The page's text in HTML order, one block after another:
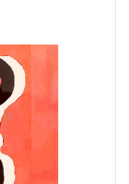
修学旅行を振り返って
ほとんど記憶にも残っ